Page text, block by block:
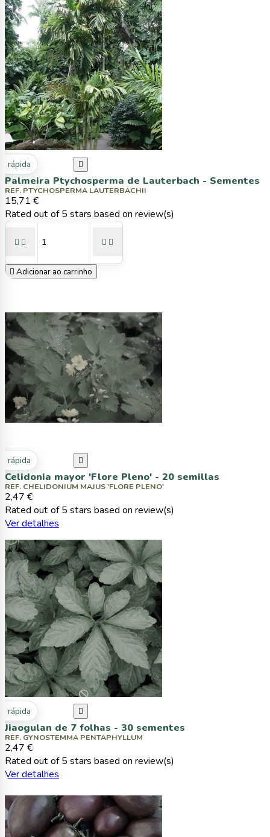
rápida 
Palmeira Ptychosperma de Lauterbach - Sementes
REF. PTYCHOSPERMA LAUTERBACHII
15,71 €
Rated out of 5 stars based on review(s)
   
 Adicionar ao carrinho
rápida 
Celidonia mayor 'Flore Pleno' - 20 semillas
REF. CHELIDONIUM MAJUS 'FLORE PLENO'
2,47 €
Rated out of 5 stars based on review(s)
Ver detalhes
rápida 
Jiaogulan de 7 folhas - 30 sementes
REF. GYNOSTEMMA PENTAPHYLLUM
2,47 €
Rated out of 5 stars based on review(s)
Ver detalhes